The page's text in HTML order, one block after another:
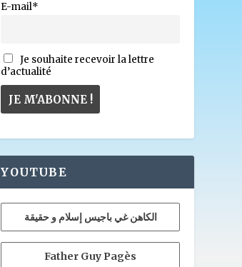
E-mail*
Je souhaite recevoir la lettre
d’actualité
YOUTUBE
الكاهن غي باجيس إسلام و حقيقة
Father Guy Pagès